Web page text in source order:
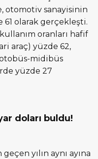
otomotiv sanayisinin
61 olarak gerçekleşti.
oranları hafif
araç) yüzde 62,
midibüs
yüzde 27
doları buldu!
geçen yılın aynı ayına